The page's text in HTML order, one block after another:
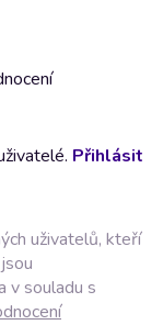
Přihlásit
uživatelů, kteří
v souladu s